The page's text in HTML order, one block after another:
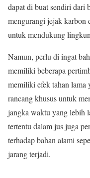
dapat di buat sendiri dari
mengurangi jejak karbon
untuk mendukung
Namun, perlu di ingat
memiliki beberapa
memiliki efek tahan lama
rancang khusus untuk
jangka waktu yang lebih
tertentu dalam jus juga
terhadap bahan alami
jarang terjadi.